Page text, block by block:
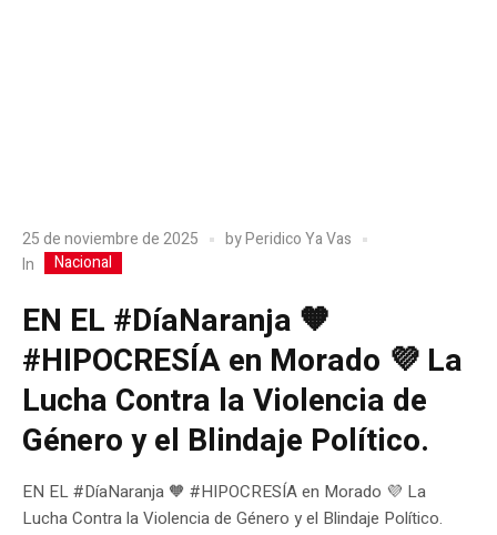
25 de noviembre de 2025 byPeridico Ya Vas
In
Nacional
EN EL #DíaNaranja 🧡
#HIPOCRESÍA en Morado 💜 La
Lucha Contra la Violencia de
Género y el Blindaje Político.
EN EL #DíaNaranja 🧡 #HIPOCRESÍA en Morado 💜 La
Lucha Contra la Violencia de Género y el Blindaje Político.